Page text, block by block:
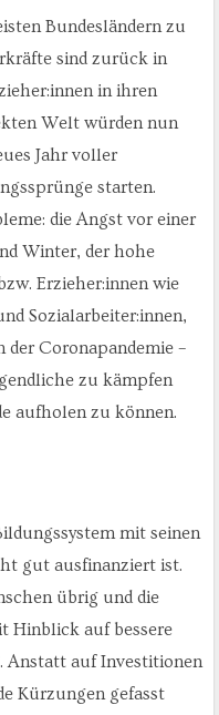
Bundesländern zu
sind zurück in
in ihren
Welt würden nun
Jahr voller
starten.
die Angst vor einer
Winter, der hohe
Erzieher:innen wie
Sozialarbeiter:innen,
der Coronapandemie –
zu kämpfen
aufholen zu können.
mit seinen
gut ausfinanziert ist.
übrig und die
Hinblick auf bessere
Anstatt auf Investitionen
Kürzungen gefasst